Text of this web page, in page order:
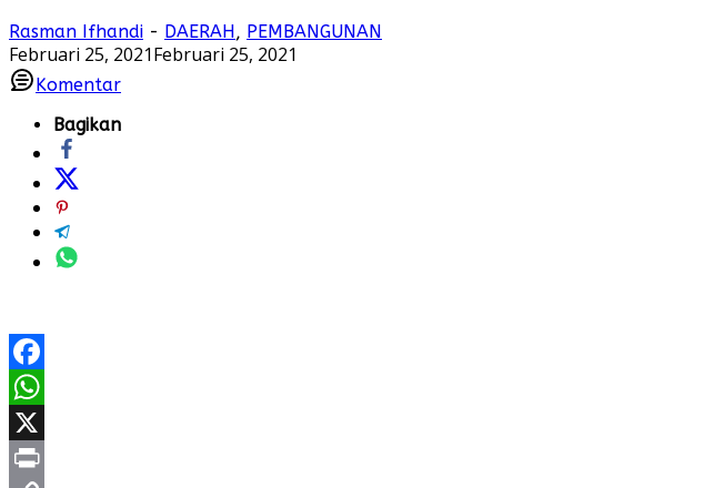
Rasman Ifhandi - DAERAH, PEMBANGUNAN
Februari 25, 2021Februari 25, 2021
Komentar
Bagikan
Facebook
WhatsApp
X